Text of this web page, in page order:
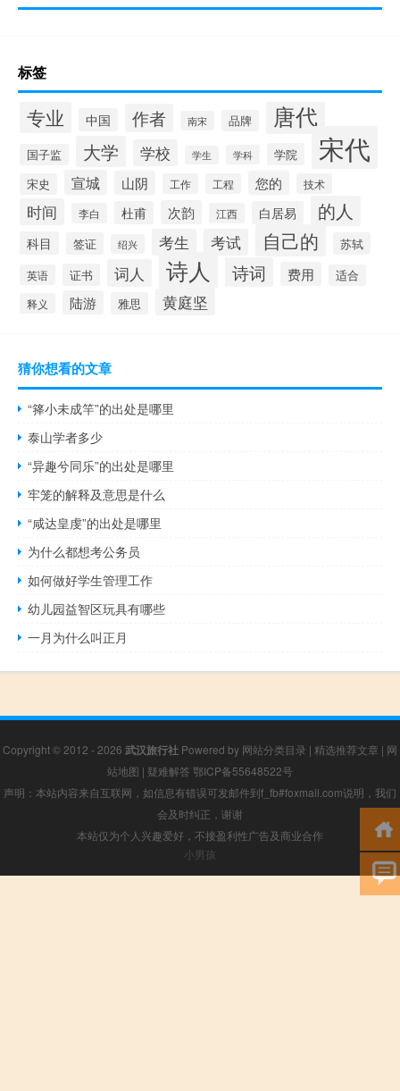
标签
专业 中国 作者 南宋 品牌 唐代
国子监 大学 学校 学生 学科 学院 宋代
宋史 宣城 山阴 工作 工程 您的 技术
时间 李白 杜甫 次韵 江西 白居易 的人
科目 签证 绍兴 考生 考试 自己的 苏轼
英语 证书 词人 诗人 诗词 费用 适合
释义 陆游 雅思 黄庭坚
猜你想看的文章
“箨小未成竿”的出处是哪里
泰山学者多少
“异趣兮同乐”的出处是哪里
牢笼的解释及意思是什么
“咸达皇虔”的出处是哪里
为什么都想考公务员
如何做好学生管理工作
幼儿园益智区玩具有哪些
一月为什么叫正月
Copyright © 2012 - 2026 武汉旅行社 Powered by 网站分类目录 | 精选推荐文章 | 网
站地图 | 疑难解答 鄂ICP备55648522号
声明：本站内容来自互联网，如信息有错误可发邮件到f_fb#foxmail.com说明，我们
会及时纠正，谢谢
本站仅为个人兴趣爱好，不接盈利性广告及商业合作
小男孩